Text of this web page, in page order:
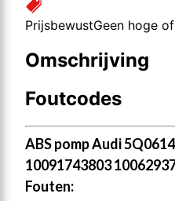
PrijsbewustGeen hoge
Omschrijving
Foutcodes
ABS pomp Audi
10091743803
Fouten: